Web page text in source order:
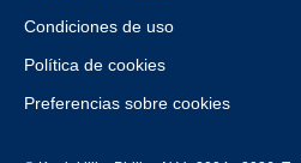
Condiciones de uso
Política de cookies
Preferencias sobre cookies